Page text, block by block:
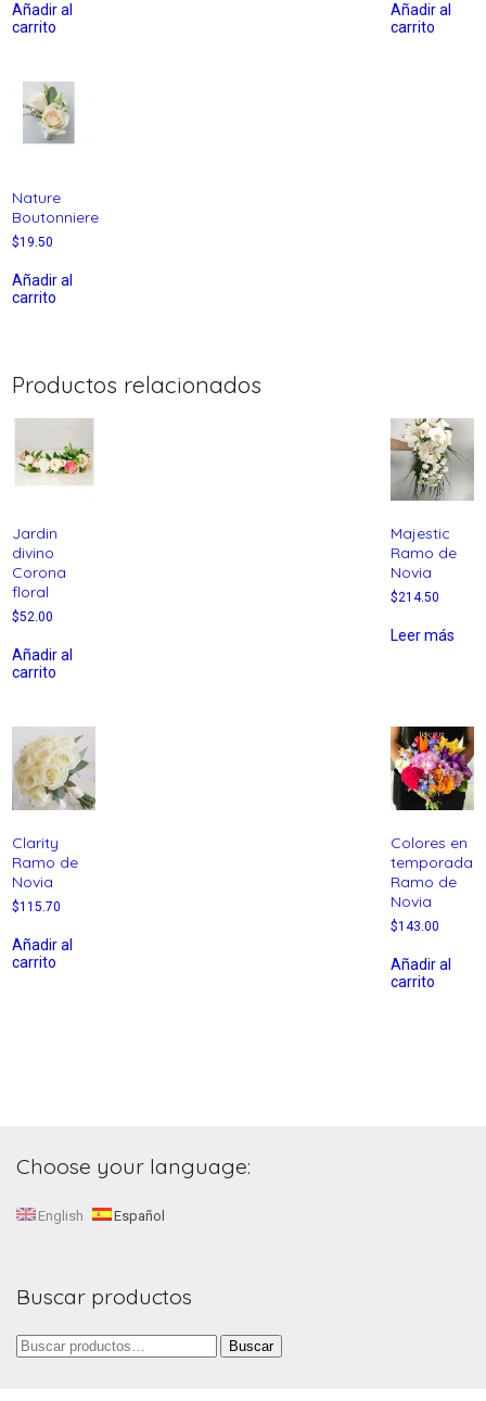
Añadir al
carrito
Añadir al
carrito
Nature
Boutonniere
$19.50
Añadir al
carrito
Productos relacionados
Jardin
divino
Corona
floral
$52.00
Añadir al
carrito
Majestic
Ramo de
Novia
$214.50
Leer más
Clarity
Ramo de
Novia
$115.70
Añadir al
carrito
Colores en
temporada
Ramo de
Novia
$143.00
Añadir al
carrito
Choose your language:
English Español
Buscar productos
Buscar
Buscar